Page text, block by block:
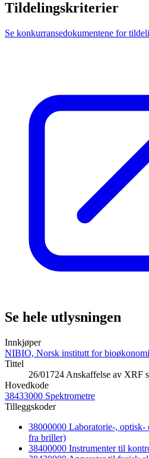
Tildelingskriterier
Se konkurransedokumentene for
Se hele utlysningen
Innkjøper
NIBIO, Norsk institutt for bioøkonomi
Tittel
26/01724 Anskaffelse av XRF
Hovedkode
38433000 Spektrometre
Tilleggskoder
38000000 Laboratorie-, optisk-
fra briller)
38400000 Instrumenter til